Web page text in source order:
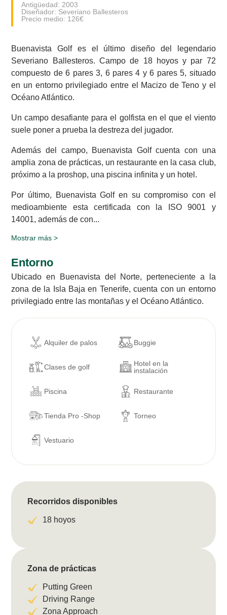
Antigüedad: 2003
Diseñador: Severiano Ballesteros
Precio medio: 126€
Buenavista Golf es el último diseño del legendario
Severiano Ballesteros. Campo de 18 hoyos y par 72
compuesto de 6 pares 3, 6 pares 4 y 6 pares 5, situado
en un entorno privilegiado entre el Macizo de Teno y el
Océano Atlántico.
Un campo desafiante para el golfista en el que el viento
suele poner a prueba la destreza del jugador.
Además del campo, Buenavista Golf cuenta con una
amplia zona de prácticas, un restaurante en la casa club,
próximo a la proshop, una piscina infinita y un hotel.
Por último, Buenavista Golf en su compromiso con el
medioambiente esta certificada con la ISO 9001 y
14001, además de con...
Mostrar más >
Entorno
Ubicado en Buenavista del Norte, perteneciente a la
zona de la Isla Baja en Tenerife, cuenta con un entorno
privilegiado entre las montañas y el Océano Atlántico.
Alquiler de palos Buggie
Clases de golf
Hotel en la
instalación
Piscina Restaurante
Tienda Pro -Shop Torneo
Vestuario
Recorridos disponibles
18 hoyos
Zona de prácticas
Putting Green
Driving Range
Zona Approach